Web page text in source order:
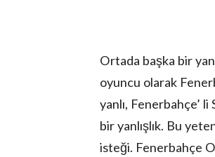
Ortada başka bir
oyuncu olarak
yanlı, Fenerbahçe’
bir yanlışlık. Bu
isteği. Fenerbahçe